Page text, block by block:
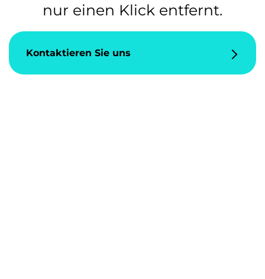
nur einen Klick entfernt.
Kontaktieren Sie uns